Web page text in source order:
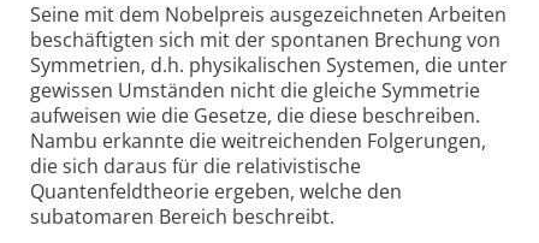
Seine mit dem Nobelpreis ausgezeichneten Arbeiten
beschäftigten sich mit der spontanen Brechung von
Symmetrien, d.h. physikalischen Systemen, die unter
gewissen Umständen nicht die gleiche Symmetrie
aufweisen wie die Gesetze, die diese beschreiben.
Nambu erkannte die weitreichenden Folgerungen,
die sich daraus für die relativistische
Quantenfeldtheorie ergeben, welche den
subatomaren Bereich beschreibt.